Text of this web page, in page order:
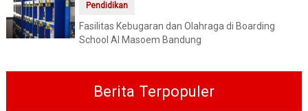
Pendidikan
Fasilitas Kebugaran dan Olahraga di Boarding
School Al Masoem Bandung
Berita Terpopuler